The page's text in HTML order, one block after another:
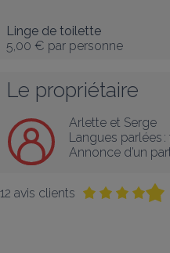
Linge de toilette
5,00 € par personne
Le propriétaire
Arlette et Serge
Langues parlées :
Annonce d’un
12 avis clients